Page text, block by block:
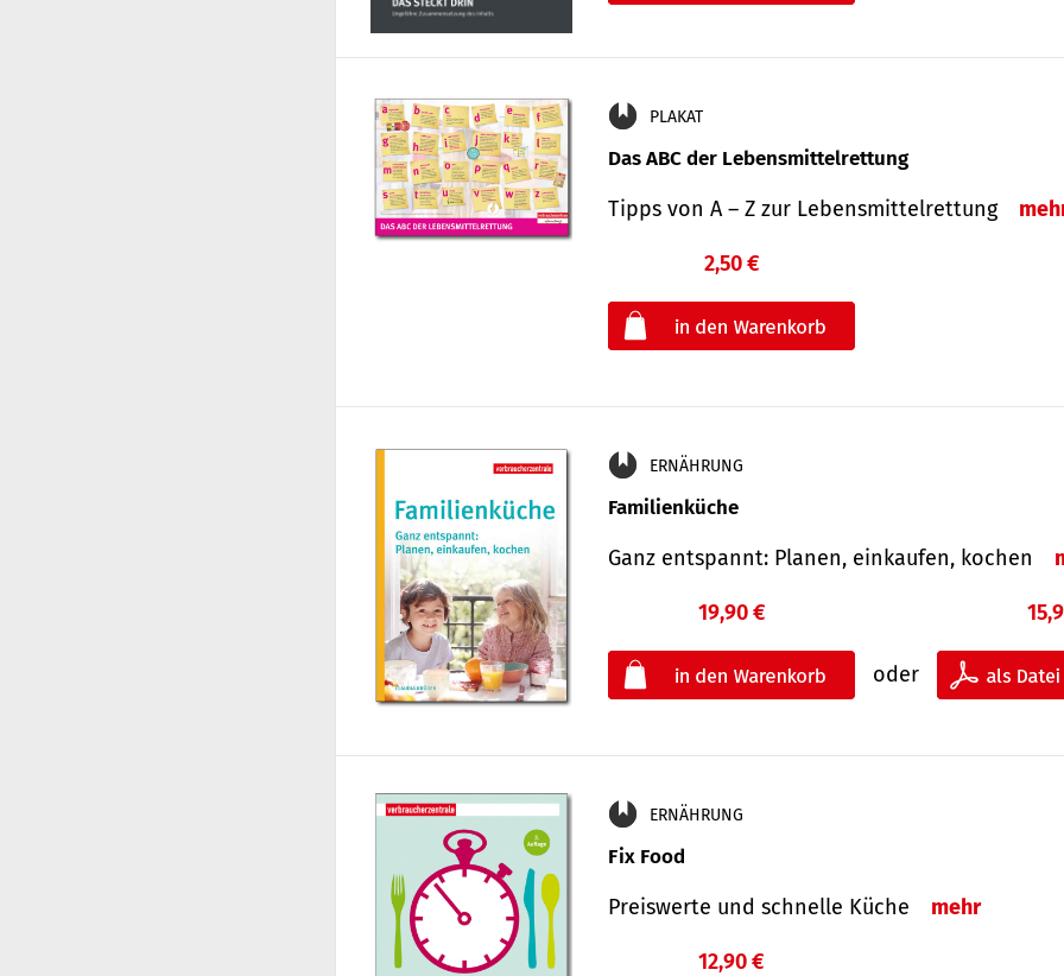
PLAKAT
Das ABC der Lebensmittelrettung
Tipps von A – Z zur Lebensmittelrettung
2,50 €
ERNÄHRUNG
Familienküche
Ganz entspannt: Planen, einkaufen, kochen
19,90 €
oder
ERNÄHRUNG
Fix Food
Preiswerte und schnelle Küche mehr
12,90 €